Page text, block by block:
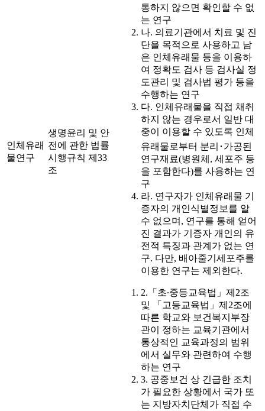
인체유래
물연구
생명윤리 및 안
전에 관한 법률
시행규칙 제33
조
통하지 않으면 확인할 수 없
는 연구
나. 의료기관에서 치료 및 진
단을 목적으로 사용하고 남
은 인체유래물 등을 이용하
여 정확도 검사 등 검사실 정
도관리 및 검사법 평가 등을
수행하는 연구
다. 인체유래물을 직접 채취
하지 않는 경우로서 일반 대
중이 이용할 수 있도록 인체
유래물로부터 분리･가공된
연구재료(병원체, 세포주 등
을 포함한다)를 사용하는 연
구
라. 연구자가 인체유래물 기
증자의 개인식별정보를 알
수 없으며, 연구를 통해 얻어
진 결과가 기증자 개인의 유
전적 특징과 관계가 없는 연
구. 다만, 배아줄기세포주를
이용한 연구는 제외한다.
2.「초∙중등교육법」제2조
및 「고등교육법」제2조에
따른 학교와 보건복지부장
관이 정하는 교육기관에서
통상적인 교육과정의 범위
에서 실무와 관련하여 수행
하는 연구
3. 공중보건 상 긴급한 조치
가 필요한 상황에서 국가 또
는 지방자치단체가 직접 수